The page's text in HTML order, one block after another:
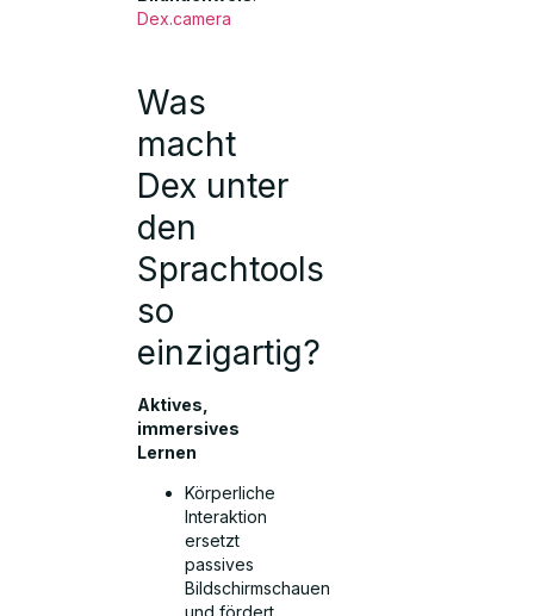
Dex.camera
Was
macht
Dex unter
den
Sprachtools
so
einzigartig?
Aktives,
immersives
Lernen
Körperliche
Interaktion
ersetzt
passives
Bildschirmschauen
und fördert